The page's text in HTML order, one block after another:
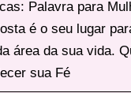
Palavra para
é o seu lugar
área da sua vida.
sua Fé